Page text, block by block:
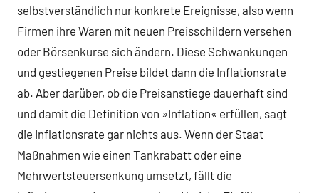
selbstverständlich nur konkrete Ereignisse, also wenn
Firmen ihre Waren mit neuen Preisschildern versehen
oder Börsenkurse sich ändern. Diese Schwankungen
und gestiegenen Preise bildet dann die Inflationsrate
ab. Aber darüber, ob die Preisanstiege dauerhaft sind
und damit die Definition von »Inflation« erfüllen, sagt
die Inflationsrate gar nichts aus. Wenn der Staat
Maßnahmen wie einen Tankrabatt oder eine
Mehrwertsteuersenkung umsetzt, fällt die